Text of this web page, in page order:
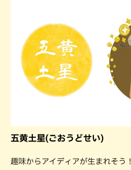
五黄土星(ごおうどせい)
趣味からアイディアが生まれそう！